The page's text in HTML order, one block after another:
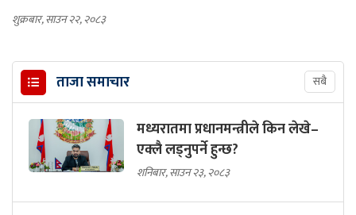
शुक्रबार, साउन २२, २०८३
ताजा समाचार सबै
मध्यरातमा प्रधानमन्त्रीले किन लेखे–
एक्लै लड्नुपर्ने हुन्छ?
शनिबार, साउन २३, २०८३